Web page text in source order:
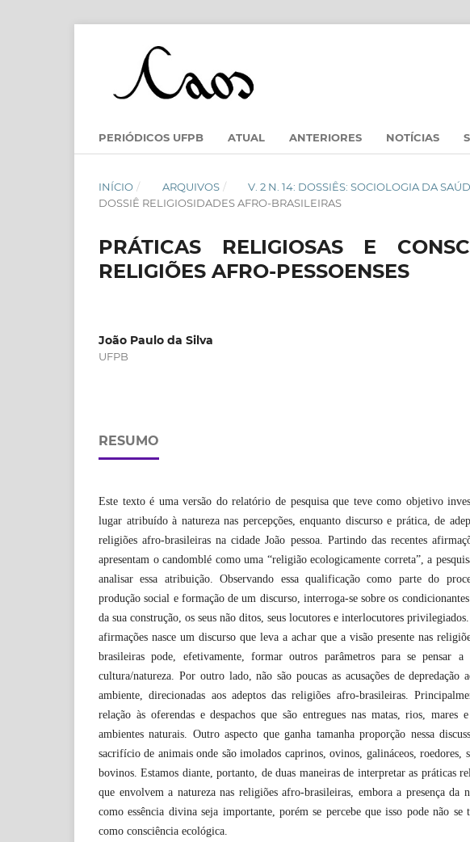
PERIÓDICOS UFPB ATUAL ANTERIORES NOTÍCIAS
INÍCIO / ARQUIVOS / V. 2 N. 14: DOSSIÊS: SOCIOLOGIA DA
DOSSIÊ RELIGIOSIDADES AFRO-BRASILEIRAS
PRÁTICAS RELIGIOSAS E
RELIGIÕES AFRO-PESSOENSES
João Paulo da Silva
UFPB
RESUMO
Este texto é uma versão do relatório de pesquisa que teve como objetivo
lugar atribuído à natureza nas percepções, enquanto discurso e prática, de
religiões afro-brasileiras na cidade João pessoa. Partindo das recentes
apresentam o candomblé como uma “religião ecologicamente correta”, a
analisar essa atribuição. Observando essa qualificação como parte do
produção social e formação de um discurso, interroga-se sobre os
da sua construção, os seus não ditos, seus locutores e interlocutores privilegiados.
afirmações nasce um discurso que leva a achar que a visão presente nas
brasileiras pode, efetivamente, formar outros parâmetros para se pensar a
cultura/natureza. Por outro lado, não são poucas as acusações de depredação
ambiente, direcionadas aos adeptos das religiões afro-brasileiras.
relação às oferendas e despachos que são entregues nas matas, rios, mares
ambientes naturais. Outro aspecto que ganha tamanha proporção nessa
sacrifício de animais onde são imolados caprinos, ovinos, galináceos, roedores,
bovinos. Estamos diante, portanto, de duas maneiras de interpretar as práticas
que envolvem a natureza nas religiões afro-brasileiras, embora a presença da
como essência divina seja importante, porém se percebe que isso pode não se
como consciência ecológica.